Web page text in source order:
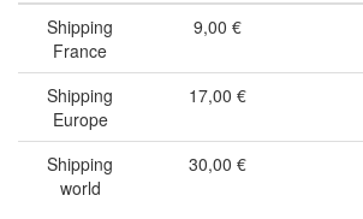
Shipping
France
9,00 €
Shipping
Europe
17,00 €
Shipping
world
30,00 €